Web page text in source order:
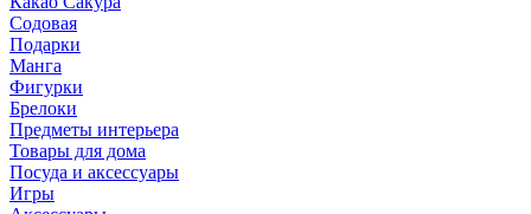
Содовая
Подарки
Манга
Фигурки
Брелоки
Предметы интерьера
Товары для дома
Посуда и аксессуары
Игры